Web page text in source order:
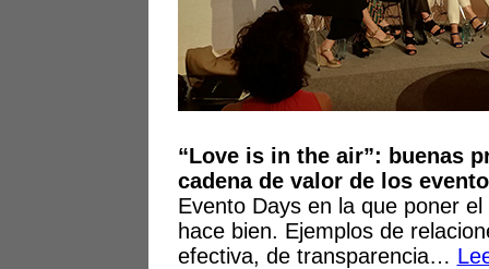
“Love is in the air”: buenas
cadena de valor de los
Evento Days en la que poner
hace bien. Ejemplos de
efectiva, de transparencia…